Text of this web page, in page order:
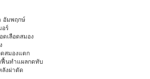
อัมพฤกษ์
อร์
ดเลือดสมอง
ดสมองแตก
นทำแผลกดทับ
งผ่าตัด